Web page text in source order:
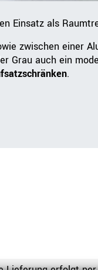
Einsatz als
zwischen einer
Grau auch ein
.